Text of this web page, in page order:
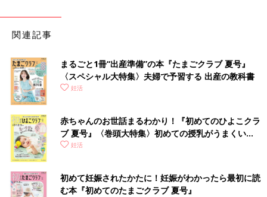
関連記事
まるごと1冊“出産準備”の本『たまごクラブ 夏号』
〈スペシャル大特集〉夫婦で予習する 出産の教科書
妊活
赤ちゃんのお世話まるわかり！『初めてのひよこクラ
ブ 夏号』〈巻頭大特集〉初めての授乳がうまくい
く！ おっぱい・ミルクの基本と夏のトラブル 解決テ
妊活
初めて妊娠されたかたに！妊娠がわかったら最初に読
む本『初めてのたまごクラブ 夏号』